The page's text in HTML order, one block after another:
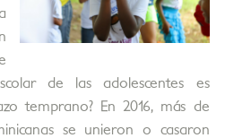
de las adolescentes es
temprano? En 2016, más de
se unieron o casaron